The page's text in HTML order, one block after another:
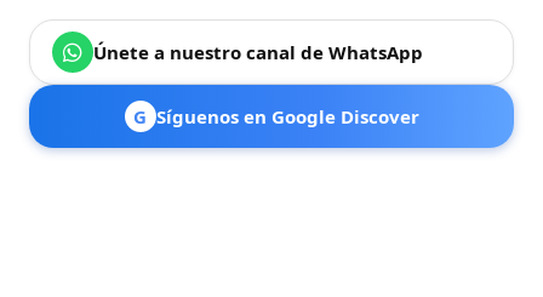
Únete a nuestro canal de WhatsApp
G Síguenos en Google Discover